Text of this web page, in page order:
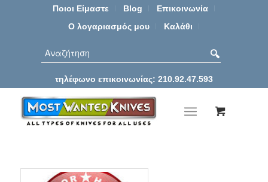
Ποιοι Είμαστε Blog
Επικοινωνία
Ο λογαριασμός μου
Καλάθι
τηλέφωνο επικοινωνίας: 210.92.47.593